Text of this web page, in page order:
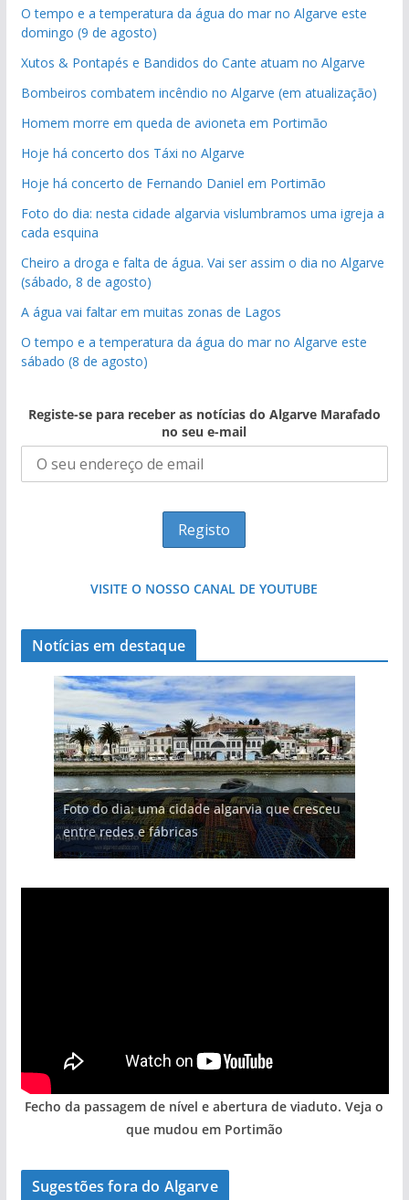
O tempo e a temperatura da água do mar no Algarve este
domingo (9 de agosto)
Xutos & Pontapés e Bandidos do Cante atuam no Algarve
Bombeiros combatem incêndio no Algarve (em atualização)
Homem morre em queda de avioneta em Portimão
Hoje há concerto dos Táxi no Algarve
Hoje há concerto de Fernando Daniel em Portimão
Foto do dia: nesta cidade algarvia vislumbramos uma igreja a
cada esquina
Cheiro a droga e falta de água. Vai ser assim o dia no Algarve
(sábado, 8 de agosto)
A água vai faltar em muitas zonas de Lagos
O tempo e a temperatura da água do mar no Algarve este
sábado (8 de agosto)
Registe-se para receber as notícias do Algarve Marafado
no seu e-mail
VISITE O NOSSO CANAL DE YOUTUBE
Notícias em destaque
Foto do dia: uma cidade algarvia que cresceu
entre redes e fábricas
Projeto milionário: investimento de 108
milhões de euros na construção de dois
hotéis (com vídeo)
Tempestades roubam areia de praias e põem
arribas em risco no Algarve (com vídeo)
Tapas do mar a 3 euros cada. Nova rota
gastronómica nasce no Algarve
Milagre da água. Fontes emblemáticas do
Algarve voltam a ter vida (com vídeo)
Fecho da passagem de nível e abertura de viaduto. Veja o
que mudou em Portimão
Sugestões fora do Algarve